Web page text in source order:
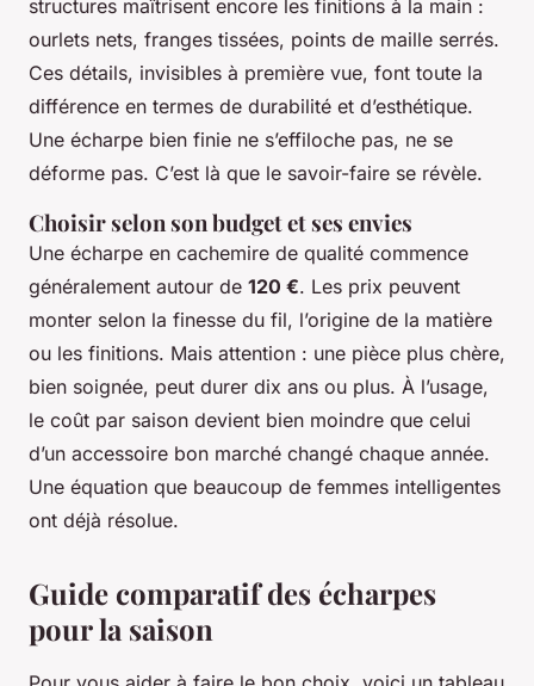
structures maîtrisent encore les finitions à la main :
ourlets nets, franges tissées, points de maille serrés.
Ces détails, invisibles à première vue, font toute la
différence en termes de durabilité et d’esthétique.
Une écharpe bien finie ne s’effiloche pas, ne se
déforme pas. C’est là que le savoir-faire se révèle.
Choisir selon son budget et ses envies
Une écharpe en cachemire de qualité commence
généralement autour de 120 €. Les prix peuvent
monter selon la finesse du fil, l’origine de la matière
ou les finitions. Mais attention : une pièce plus chère,
bien soignée, peut durer dix ans ou plus. À l’usage,
le coût par saison devient bien moindre que celui
d’un accessoire bon marché changé chaque année.
Une équation que beaucoup de femmes intelligentes
ont déjà résolue.
Guide comparatif des écharpes
pour la saison